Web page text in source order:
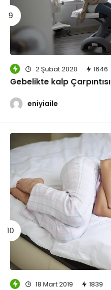
2 Şubat 2020 1646
Gebelikte kalp Çarpıntısı
eniyiaile
18 Mart 2019 1839